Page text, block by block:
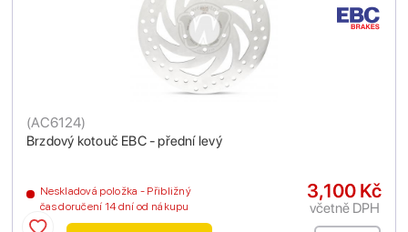
Brzdový kotouč EBC - přední levý
(AC6124)
Neskladová položka - Přibližný
čas doručení 14 dní od nákupu
3,100 Kč
včetně DPH